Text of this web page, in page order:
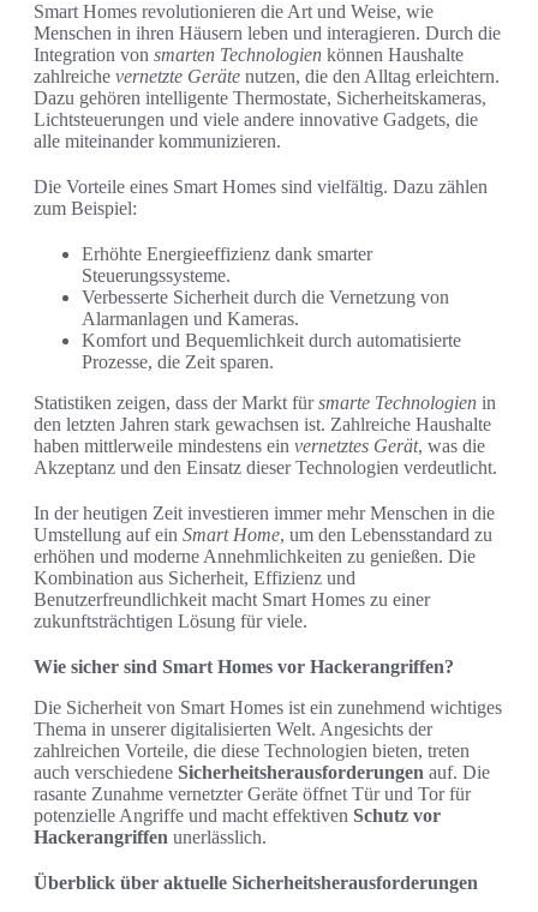
Smart Homes revolutionieren die Art und Weise, wie
Menschen in ihren Häusern leben und interagieren. Durch die
Integration von smarten Technologien können Haushalte
zahlreiche vernetzte Geräte nutzen, die den Alltag erleichtern.
Dazu gehören intelligente Thermostate, Sicherheitskameras,
Lichtsteuerungen und viele andere innovative Gadgets, die
alle miteinander kommunizieren.
Die Vorteile eines Smart Homes sind vielfältig. Dazu zählen
zum Beispiel:
Erhöhte Energieeffizienz dank smarter
Steuerungssysteme.
Verbesserte Sicherheit durch die Vernetzung von
Alarmanlagen und Kameras.
Komfort und Bequemlichkeit durch automatisierte
Prozesse, die Zeit sparen.
Statistiken zeigen, dass der Markt fürsmarte Technologien in
den letzten Jahren stark gewachsen ist. Zahlreiche Haushalte
haben mittlerweile mindestens ein vernetztes Gerät, was die
Akzeptanz und den Einsatz dieser Technologien verdeutlicht.
In der heutigen Zeit investieren immer mehr Menschen in die
Umstellung auf ein Smart Home, um den Lebensstandard zu
erhöhen und moderne Annehmlichkeiten zu genießen. Die
Kombination aus Sicherheit, Effizienz und
Benutzerfreundlichkeit macht Smart Homes zu einer
zukunftsträchtigen Lösung für viele.
Wie sicher sind Smart Homes vor Hackerangriffen?
Die Sicherheit von Smart Homes ist ein zunehmend wichtiges
Thema in unserer digitalisierten Welt. Angesichts der
zahlreichen Vorteile, die diese Technologien bieten, treten
auch verschiedene Sicherheitsherausforderungen auf. Die
rasante Zunahme vernetzter Geräte öffnet Tür und Tor für
potenzielle Angriffe und macht effektiven Schutz vor
Hackerangriffen unerlässlich.
Überblick über aktuelle Sicherheitsherausforderungen